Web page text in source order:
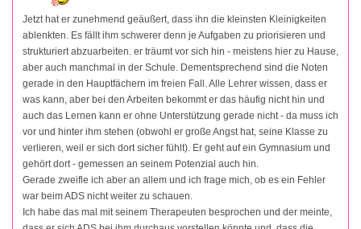
Jetzt hat er zunehmend geäußert, dass ihn die kleinsten Kleinigkeiten
ablenkten. Es fällt ihm schwerer denn je Aufgaben zu priorisieren und
strukturiert abzuarbeiten. er träumt vor sich hin - meistens hier zu Hause,
aber auch manchmal in der Schule. Dementsprechend sind die Noten
gerade in den Hauptfächern im freien Fall. Alle Lehrer wissen, dass er
was kann, aber bei den Arbeiten bekommt er das häufig nicht hin und
auch das Lernen kann er ohne Unterstützung gerade nicht - da muss ich
vor und hinter ihm stehen (obwohl er große Angst hat, seine Klasse zu
verlieren, weil er sich dort sicher fühlt). Er geht auf ein Gymnasium und
gehört dort - gemessen an seinem Potenzial auch hin.
Gerade zweifle ich aber an allem und ich frage mich, ob es ein Fehler
war beim ADS nicht weiter zu schauen.
Ich habe das mal mit seinem Therapeuten besprochen und der meinte,